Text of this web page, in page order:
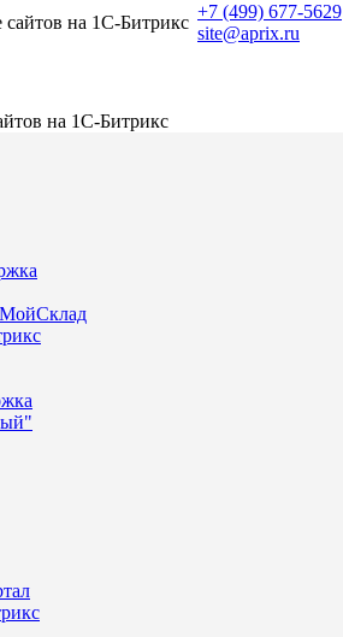
сайтов на 1С-Битрикс
+7 (499) 677-5629
site@aprix.ru
на 1С-Битрикс
МойСклад